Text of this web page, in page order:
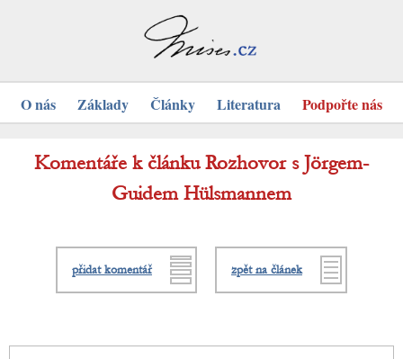
O nás Základy Články Literatura Podpořte nás
Komentáře k článku Rozhovor s Jörgem-
Guidem Hülsmannem
přidat komentář zpět na článek